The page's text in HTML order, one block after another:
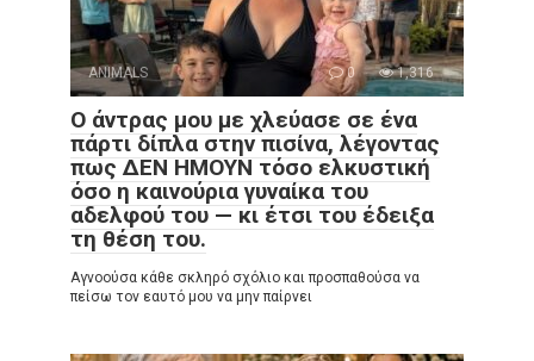
ANIMALS 0 1,316
Ο άντρας μου με χλεύασε σε ένα
πάρτι δίπλα στην πισίνα, λέγοντας
πως ΔΕΝ ΗΜΟΥΝ τόσο ελκυστική
όσο η καινούρια γυναίκα του
αδελφού του — κι έτσι του έδειξα
τη θέση του.
Αγνοούσα κάθε σκληρό σχόλιο και προσπαθούσα να
πείσω τον εαυτό μου να μην παίρνει